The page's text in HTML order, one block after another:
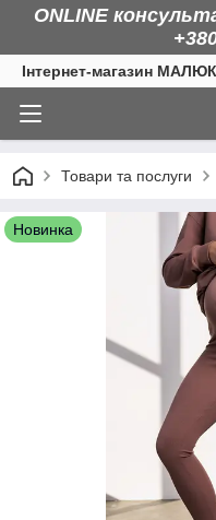
ONLINE
Інтернет-магазин МАЛЮК
Товари та послуги
Новинка